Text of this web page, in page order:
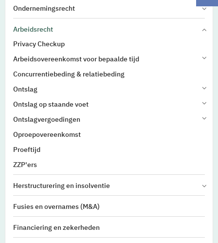
Ondernemingsrecht
Arbeidsrecht
Privacy Checkup
Arbeidsovereenkomst voor bepaalde tijd
Concurrentiebeding & relatiebeding
Ontslag
Ontslag op staande voet
Ontslagvergoedingen
Oproepovereenkomst
Proeftijd
ZZP'ers
Herstructurering en insolventie
Fusies en overnames (M&A)
Financiering en zekerheden